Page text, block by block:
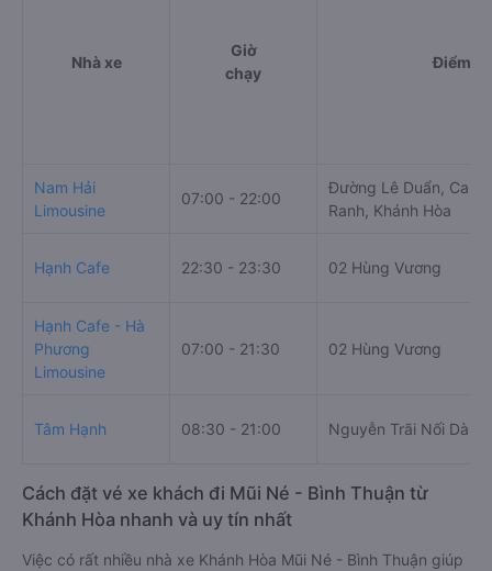
Nhà xe
Giờ
chạy
Điểm đi
Nam Hải
Limousine
07:00 - 22:00
Đường Lê Duẩn, Cam
Ranh, Khánh Hòa
Hạnh Cafe 22:30 - 23:30 02 Hùng Vương
Hạnh Cafe - Hà
Phương
Limousine
07:00 - 21:30 02 Hùng Vương
Tâm Hạnh 08:30 - 21:00 Nguyễn Trãi Nối Dài
Cách đặt vé xe khách đi Mũi Né - Bình Thuận từ
Khánh Hòa nhanh và uy tín nhất
Việc có rất nhiều nhà xe Khánh Hòa Mũi Né - Bình Thuận giúp